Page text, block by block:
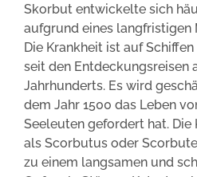
Skorbut entwickelte sich
aufgrund eines langfristigen
Die Krankheit ist auf
seit den Entdeckungsreisen
Jahrhunderts. Es wird
dem Jahr 1500 das Leben
Seeleuten gefordert hat.
als Scorbutus oder
zu einem langsamen und